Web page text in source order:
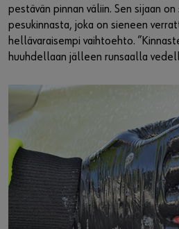
pestävän pinnan väliin. Sen sijaan
pesukinnasta, joka on sieneen
hellävaraisempi vaihtoehto.
huuhdellaan jälleen runsaalla